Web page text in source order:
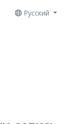
Русский